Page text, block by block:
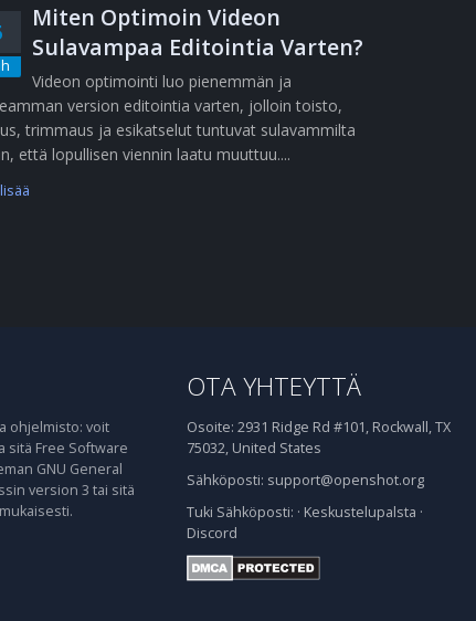
Miten Optimoin Videon
Sulavampaa Editointia Varten?
Videon optimointi luo pienemmän ja
version editointia varten, jolloin toisto,
trimmaus ja esikatselut tuntuvat sulavammilta
että lopullisen viennin laatu muuttuu....
ohjelmisto: voit
sitä Free Software
GNU General
version 3 tai sitä
OTA YHTEYTTÄ
Osoite: 2931 Ridge Rd #101, Rockwall, TX
75032, United States
Sähköposti: support@openshot.org
Tuki Sähköposti: · Keskustelupalsta ·
Discord